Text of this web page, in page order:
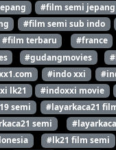
#film semi
#film semi sub indo
#film terbaru #france
#gudangmovies
#indo xxi
lk21 #indoxxi movie
semi #layarkaca21
semi
#lk21 film semi